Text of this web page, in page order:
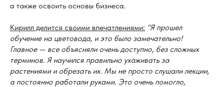
а также освоить основы бизнеса.
Кирилл делится своими впечатлениями: "Я прошел
обучение на цветовода, и это было замечательно!
Главное — все объясняли очень доступно, без сложных
терминов. Я научился правильно ухаживать за
растениями и обрезать их. Мы не просто слушали лекции,
а постоянно работали руками. Это очень помогло,